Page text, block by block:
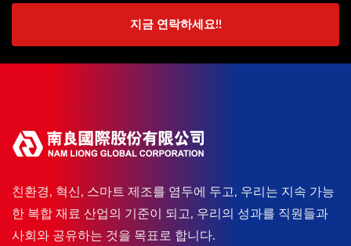
지금 연락하세요!!
친환경, 혁신, 스마트 제조를 염두에 두고, 우리는 지속 가능
한 복합 재료 산업의 기준이 되고, 우리의 성과를 직원들과
사회와 공유하는 것을 목표로 합니다.